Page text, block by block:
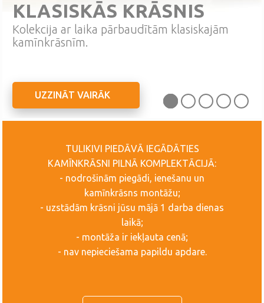
KLASISKĀS KRĀSNIS
Kolekcija ar laika pārbaudītām klasiskajām
kamīnkrāsnīm.
UZZINĀT VAIRĀK
TULIKIVI PIEDĀVĀ IEGĀDĀTIES
KAMĪNKRĀSNI PILNĀ KOMPLEKTĀCIJĀ:
- nodrošinām piegādi, ienešanu un
kamīnkrāsns montāžu;
- uzstādām krāsni jūsu mājā 1 darba dienas
laikā;
- montāža ir iekļauta cenā;
- nav nepieciešama papildu apdare.